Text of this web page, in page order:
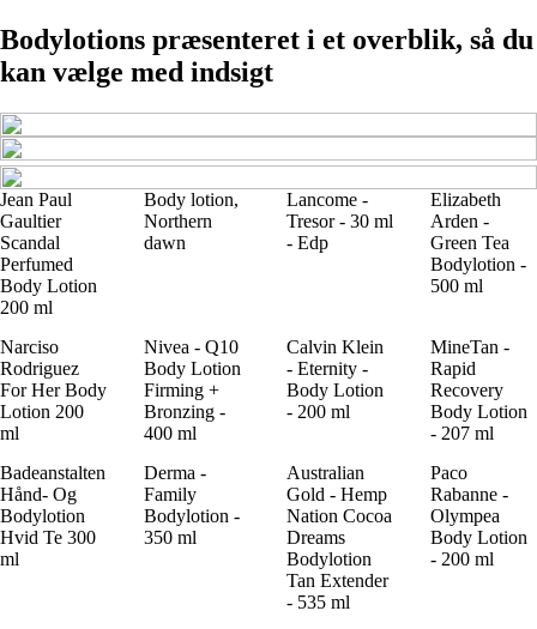
Bodylotions præsenteret i et overblik, så du
kan vælge med indsigt
Jean Paul
Gaultier
Scandal
Perfumed
Body Lotion
200 ml
Body lotion,
Northern
dawn
Lancome -
Tresor - 30 ml
- Edp
Elizabeth
Arden -
Green Tea
Bodylotion -
500 ml
Narciso
Rodriguez
For Her Body
Lotion 200
ml
Nivea - Q10
Body Lotion
Firming +
Bronzing -
400 ml
Calvin Klein
- Eternity -
Body Lotion
- 200 ml
MineTan -
Rapid
Recovery
Body Lotion
- 207 ml
Badeanstalten
Hånd- Og
Bodylotion
Hvid Te 300
ml
Derma -
Family
Bodylotion -
350 ml
Australian
Gold - Hemp
Nation Cocoa
Dreams
Bodylotion
Tan Extender
- 535 ml
Paco
Rabanne -
Olympea
Body Lotion
- 200 ml